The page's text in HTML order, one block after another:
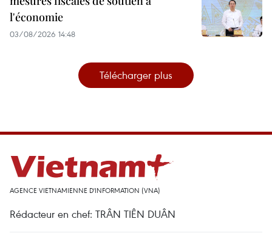
l'économie
03/08/2026 14:48
Télécharger plus
AGENCE VIETNAMIENNE D'INFORMATION (VNA)
Rédacteur en chef: TRÂN TIÊN DUÂN